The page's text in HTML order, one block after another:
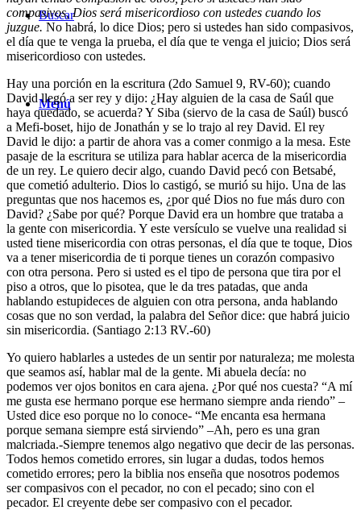
Buscar
Menú
compasivos, Dios será misericordioso con ustedes cuando los
juzgue. No habrá, lo dice Dios; pero si ustedes han sido compasivos,
el día que te venga la prueba, el día que te venga el juicio; Dios será
misericordioso con ustedes.
Hay una porción en la escritura (2do Samuel 9, RV-60); cuando
David llegó a ser rey y dijo: ¿Hay alguien de la casa de Saúl que
haya quedado, se acuerda? Y Siba (siervo de la casa de Saúl) buscó
a Mefi-boset, hijo de Jonathán y se lo trajo al rey David. El rey
David le dijo: a partir de ahora vas a comer conmigo a la mesa. Este
pasaje de la escritura se utiliza para hablar acerca de la misericordia
de un rey. Le quiero decir algo, cuando David pecó con Betsabé,
que cometió adulterio. Dios lo castigó, se murió su hijo. Una de las
preguntas que nos hacemos es, ¿por qué Dios no fue más duro con
David? ¿Sabe por qué? Porque David era un hombre que trataba a
la gente con misericordia. Y este versículo se vuelve una realidad si
usted tiene misericordia con otras personas, el día que te toque, Dios
va a tener misericordia de ti porque tienes un corazón compasivo
con otra persona. Pero si usted es el tipo de persona que tira por el
piso a otros, que lo pisotea, que le da tres patadas, que anda
hablando estupideces de alguien con otra persona, anda hablando
cosas que no son verdad, la palabra del Señor dice: que habrá juicio
sin misericordia. (Santiago 2:13 RV.-60)
Yo quiero hablarles a ustedes de un sentir por naturaleza; me molesta
que seamos así, hablar mal de la gente. Mi abuela decía: no
podemos ver ojos bonitos en cara ajena. ¿Por qué nos cuesta? “A mí
me gusta ese hermano porque ese hermano siempre anda riendo” –
Usted dice eso porque no lo conoce- “Me encanta esa hermana
porque semana siempre está sirviendo” –Ah, pero es una gran
malcriada.-Siempre tenemos algo negativo que decir de las personas.
Todos hemos cometido errores, sin lugar a dudas, todos hemos
cometido errores; pero la biblia nos enseña que nosotros podemos
ser compasivos con el pecador, no con el pecado; sino con el
pecador. El creyente debe ser compasivo con el pecador.